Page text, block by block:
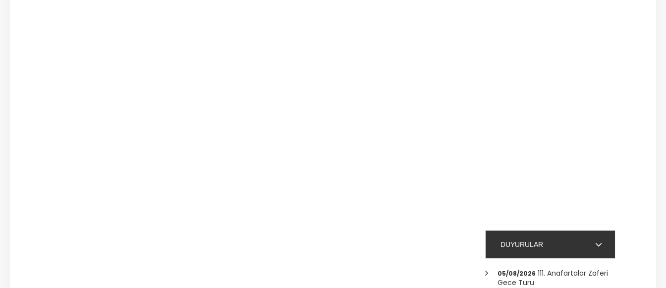
DUYURULAR
05/08/2026 111. Anafartalar Zaferi
Gece Turu